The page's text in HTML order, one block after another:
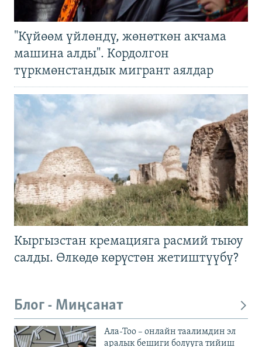
"Күйөөм үйлөндү, жөнөткөн акчама
машина алды". Кордолгон
түркмөнстандык мигрант аялдар
Кыргызстан кремацияга расмий тыюу
салды. Өлкөдө көрүстөн жетиштүүбү?
Блог - Миңсанат
Ала-Тоо – онлайн таалимдин эл
аралык бешиги болууга тийиш